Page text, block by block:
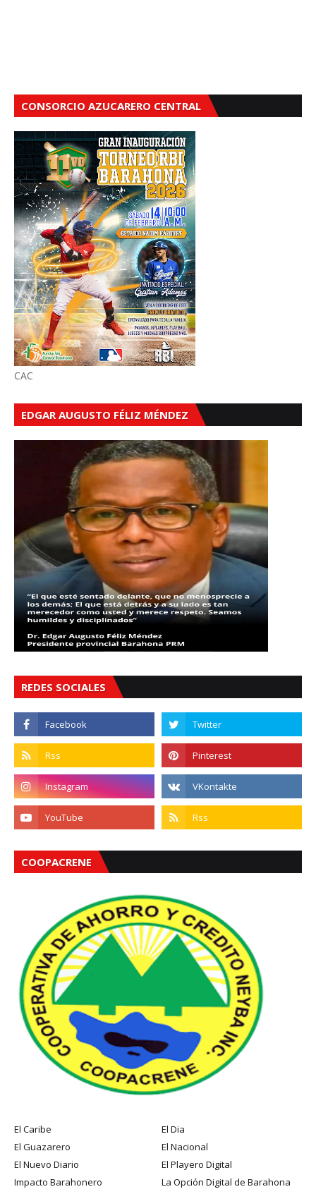
CONSORCIO AZUCARERO CENTRAL
CAC
EDGAR AUGUSTO FÉLIZ MÉNDEZ
REDES SOCIALES
COOPACRENE
El Caribe
El Dia
El Guazarero
El Nacional
El Nuevo Diario
El Playero Digital
Impacto Barahonero
La Opción Digital de Barahona